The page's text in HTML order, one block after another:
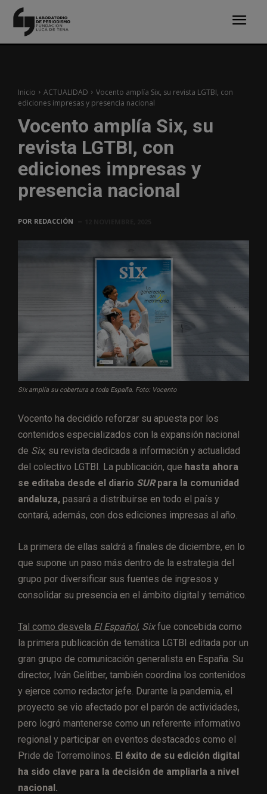
Inicio ACTUALIDAD
Vocento amplía Six, su revista LGTBI, con
ediciones impresas y presencia nacional
Vocento amplía Six, su
revista LGTBI, con
ediciones impresas y
presencia nacional
POR REDACCIÓN
Six amplía su cobertura a toda España. Foto: Vocento
Vocento ha decidido reforzar su apuesta por los
contenidos especializados con la expansión nacional
de Six, su revista dedicada a información y actualidad
del colectivo LGTBI. La publicación, que hasta ahora
se editaba desde el diario SURpara la comunidad
andaluza, pasará a distribuirse en todo el país y
contará, además, con dos ediciones impresas al año.
La primera de ellas saldrá a finales de diciembre, en lo
que supone un paso más dentro de la estrategia del
grupo por diversificar sus fuentes de ingresos y
consolidar su presencia en el ámbito digital y temático.
Tal como desvela El Español, Sixfue concebida como
la primera publicación de temática LGTBI editada por un
gran grupo de comunicación generalista en España. Su
director, Iván Gelitber, también coordina los contenidos
y ejerce como redactor jefe. Durante la pandemia, el
proyecto se vio afectado por el parón de actividades,
pero logró mantenerse como un referente informativo
regional y participar en eventos destacados como el
Pride de Torremolinos. El éxito de su edición digital
ha sido clave para la decisión de ampliarla a nivel
nacional.